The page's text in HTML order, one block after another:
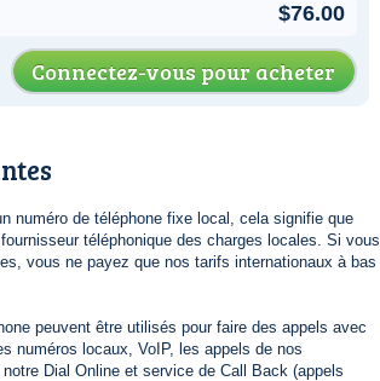
$76.00
Connectez-vous pour acheter
numéro de téléphone fixe local, cela signifie que
téléphonique des charges locales. Si vous
vous ne payez que nos tarifs internationaux à bas
peuvent être utilisés pour faire des appels avec
numéros locaux, VoIP, les appels de nos
Dial Online et service de Call Back (appels